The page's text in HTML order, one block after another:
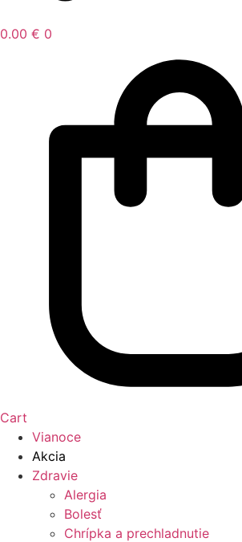
0.00 € 0
Cart
Vianoce
Akcia
Zdravie
Alergia
Bolesť
Chrípka a prechladnutie